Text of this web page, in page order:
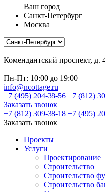
Ваш город
Санкт-Петербург
Москва
Комендантский проспект, д.
Пн-Пт: 10:00 до 19:00
info@ncottage.ru
+7 (495) 204-38-56 +7 (812)
Заказать звонок
+7 (812) 309-38-18 +7 (495)
Заказать звонок
Проекты
Услуги
Проектирование
Строительство
Строительство
Строительство